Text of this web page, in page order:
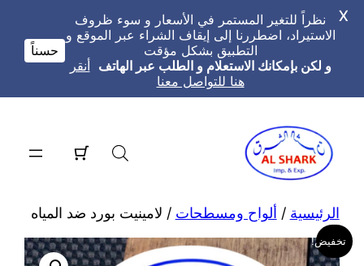
المحتوى
الرئيسية / ألواح ومسطحات / لامينيت بورد ضد المياه
تخفيض!
نظراً للتغير المستمر في الأسعار و سوء ظروف
الاستيراد، اضطررنا إلى إيقاف الشراء عبر الموقع و
التطبيق بشكل مؤقت
و لكن بإمكانك الاستعلام و الطلب عبر الهاتف أنقر
هنا للتواصل معنا
حسناً
X